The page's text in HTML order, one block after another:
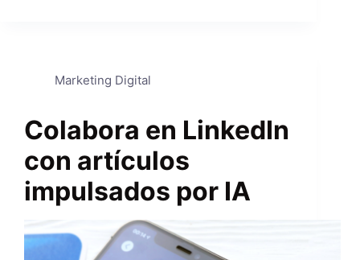
Marketing Digital
Colabora en LinkedIn
con artículos
impulsados ​​por IA